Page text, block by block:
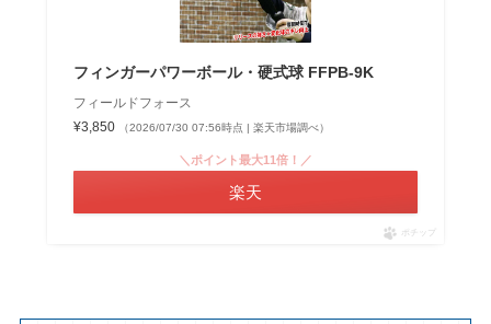
フィンガーパワーボール・硬式球 FFPB-9K
フィールドフォース
¥3,850
（2026/07/30 07:56時点 | 楽天市場調べ）
＼ポイント最大11倍！／
楽天
ポチップ